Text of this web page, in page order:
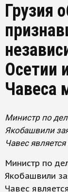
Грузия
Осетии
Чавеса
Министр по
Якобашвили
Чавес
Министр по
Якобашвили
Чавес